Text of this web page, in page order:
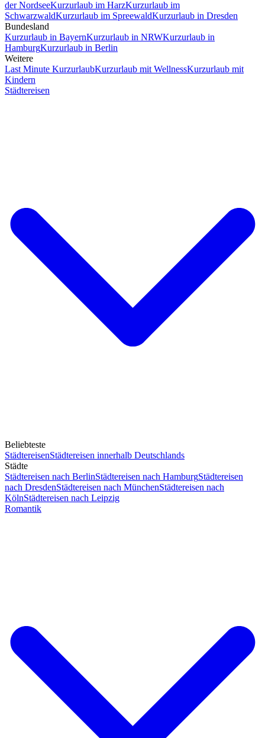
der NordseeKurzurlaub im HarzKurzurlaub im
SchwarzwaldKurzurlaub im SpreewaldKurzurlaub in Dresden
Bundesland
Kurzurlaub in BayernKurzurlaub in NRWKurzurlaub in
HamburgKurzurlaub in Berlin
Weitere
Last Minute KurzurlaubKurzurlaub mit WellnessKurzurlaub mit
Kindern
Städtereisen
Beliebteste
StädtereisenStädtereisen innerhalb Deutschlands
Städte
Städtereisen nach BerlinStädtereisen nach HamburgStädtereisen
nach DresdenStädtereisen nach MünchenStädtereisen nach
KölnStädtereisen nach Leipzig
Romantik